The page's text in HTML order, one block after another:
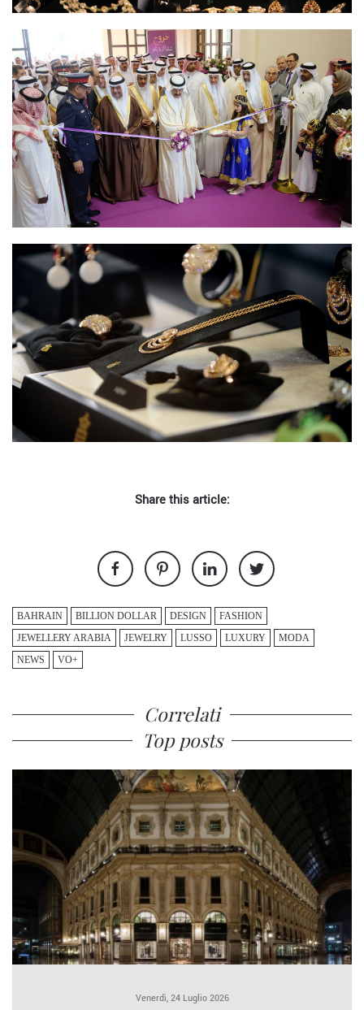
Share this article:
BAHRAIN BILLION DOLLAR DESIGN
FASHION
JEWELLERY ARABIA
JEWELRY LUSSO LUXURY
MODA
NEWS
VO+
Correlati
Top posts
Venerdì, 24 Luglio 2026